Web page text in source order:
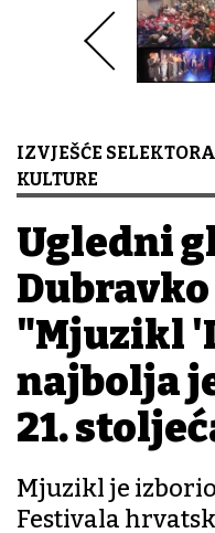
IZVJEŠĆE
KULTURE
Ugledni
"Mjuzikl
najbolja
21.
Mjuzikl je
Festivala